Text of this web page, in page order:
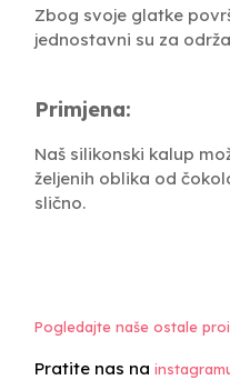
Zbog svoje glatke
jednostavni su za
Primjena:
Naš silikonski kalup
željenih oblika od
slično.
Pogledajte naše ostale
Pratite nas na